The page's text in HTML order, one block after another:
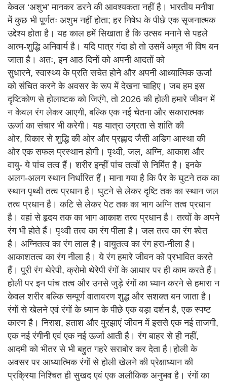
केवल ‘अशुभ’ मानकर डरने की आवश्यकता नहीं है। भारतीय मनीषा
में कुछ भी पूर्णतः अशुभ नहीं होता; हर निषेध के पीछे एक सृजनात्मक
उद्देश्य होता है। यह काल हमें सिखाता है कि उत्सव मनाने से पहले
आत्म-शुद्धि अनिवार्य है। यदि पात्र गंदा हो तो उसमें अमृत भी विष बन
जाता है। अतः, इन आठ दिनों को अपनी आदतों को
सुधारने, स्वास्थ्य के प्रति सचेत होने और अपनी आध्यात्मिक ऊर्जा
को संचित करने के अवसर के रूप में देखना चाहिए। जब हम इस
दृष्टिकोण से होलाष्टक को जिएंगे, तो 2026 की होली हमारे जीवन में
न केवल रंग लेकर आएगी, बल्कि एक नई चेतना और सकारात्मक
ऊर्जा का संचार भी करेगी। यह यात्रा उग्रता से शांति की
ओर, विकार से शुद्धि की ओर और प्रह्लाद जैसी अडिग आस्था की
ओर एक सफल प्रस्थान होगी। पृथ्वी, जल, अग्नि, आकाश और
वायु- ये पांच तत्व हैं। शरीर इन्हीं पांच तत्वों से निर्मित है। इनके
अलग-अलग स्थान निर्धारित हैं। माना गया है कि पैर के घुटने तक का
स्थान पृथ्वी तत्व प्रधान है। घुटने से लेकर दृष्टि तक का स्थान जल
तत्व प्रधान है। कटि से लेकर पेट तक का भाग अग्नि तत्व प्रधान
है। वहां से हृदय तक का भाग आकाश तत्व प्रधान है। तत्वों के अपने
रंग भी होते हैं। पृथ्वी तत्व का रंग पीला है। जल तत्व का रंग श्वेत
है। अग्नितत्व का रंग लाल है। वायुतत्व का रंग हरा-नीला है।
आकाशतत्व का रंग नीला है। ये रंग हमारे जीवन को प्रभावित करते
हैं। पूरी रंग थेरेपी, क्रोमो थेरेपी रंगों के आधार पर ही काम करते हैं।
होली पर इन पांच तत्व और उनसे जुड़े रंगों का ध्यान करने से हमारा न
केवल शरीर बल्कि सम्पूर्ण वातावरण शुद्ध और सशक्त बन जाता है।
रंगों से खेलने एवं रंगों के ध्यान के पीछे एक बड़ा दर्शन है, एक स्पष्ट
कारण है। निराश, हताश और मुरझाएं जीवन में इससे एक नई ताजगी,
एक नई रंगीनी एवं एक नई ऊर्जा आती है। रंग बाहर से ही नहीं,
आदमी को भीतर से भी बहुत गहरे सराबोर कर देता है।होली के
अवसर पर आध्यात्मिक रंगों से होली खेलने की प्रेक्षाध्यान की
प्रक्रिया निश्चित ही सुखद एवं एक अलौकिक अनुभव है। रंगों का